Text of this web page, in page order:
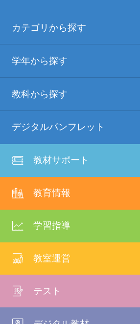
カテゴリから探す
学年から探す
教科から探す
デジタルパンフレット
教材サポート
教育情報
学習指導
教室運営
テスト